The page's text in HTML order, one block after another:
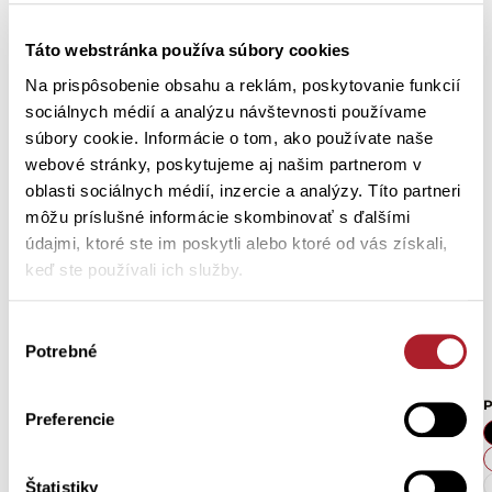
Táto webstránka používa súbory cookies
Na prispôsobenie obsahu a reklám, poskytovanie funkcií
sociálnych médií a analýzu návštevnosti používame
súbory cookie. Informácie o tom, ako používate naše
webové stránky, poskytujeme aj našim partnerom v
oblasti sociálnych médií, inzercie a analýzy. Títo partneri
môžu príslušné informácie skombinovať s ďalšími
údajmi, ktoré ste im poskytli alebo ktoré od vás získali,
keď ste používali ich služby.
súhlasu
Potrebné
Preferencie
Štatistiky
Zákazníci si tiež kúpili
XXL
3XL
Pánsky nátelník TUVORO